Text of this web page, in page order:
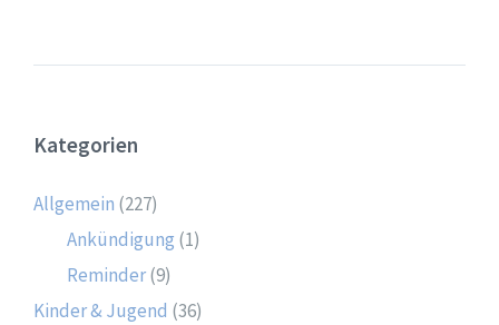
Kategorien
Allgemein (227)
Ankündigung (1)
Reminder(9)
Kinder & Jugend (36)